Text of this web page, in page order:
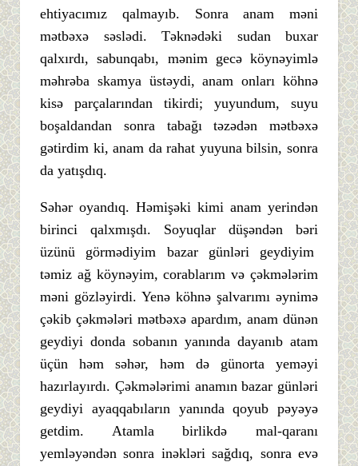
ehtiyacımız qalmayıb. Sonra anam məni
mətbəxə səslədi. Təknədəki sudan buxar
qalxırdı, sabunqabı, mənim gecə köynəyimlə
məhrəba skamya üstəydi, anam onları köhnə
kisə parçalarından tikirdi; yuyundum, suyu
boşaldandan sonra tabağı təzədən mətbəxə
gətirdim ki, anam da rahat yuyuna bilsin, sonra
da yatışdıq.
Səhər oyandıq. Həmişəki kimi anam yerindən
birinci qalxmışdı. Soyuqlar düşəndən bəri
üzünü görmədiyim bazar günləri geydiyim
təmiz ağ köynəyim, corablarım və çəkmələrim
məni gözləyirdi. Yenə köhnə şalvarımı əynimə
çəkib çəkmələri mətbəxə apardım, anam dünən
geydiyi donda sobanın yanında dayanıb atam
üçün həm səhər, həm də günorta yeməyi
hazırlayırdı. Çəkmələrimi anamın bazar günləri
geydiyi ayaqqabıların yanında qoyub pəyəyə
getdim. Atamla birlikdə mal-qaranı
yemləyəndən sonra inəkləri sağdıq, sonra evə